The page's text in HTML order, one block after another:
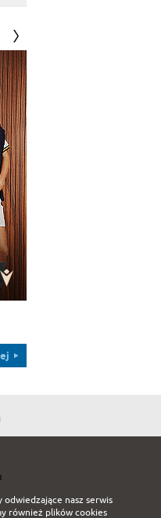
nasz serwis
również plików cookies